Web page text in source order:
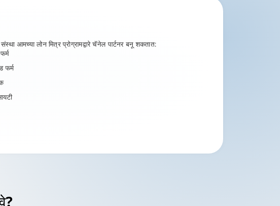
आमच्या लोन मित्र प्रोग्रामद्वारे चॅनेल पार्टनर बनू शकतात:
फर्म